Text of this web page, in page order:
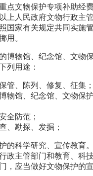
点文物保护专项补助经
上人民政府文物行政主
国家有关规定共同实施
用。
博物馆、纪念馆、文物
列用途：
管、陈列、修复、征集；
物馆、纪念馆、文物保
全防范；
、勘探、发掘；
的科学研究、宣传教育。
政主管部门和教育、科
，应当做好文物保护的